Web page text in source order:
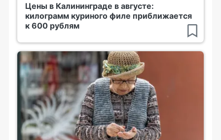
Цены в Калининграде в августе:
килограмм куриного филе приближается
к 600 рублям